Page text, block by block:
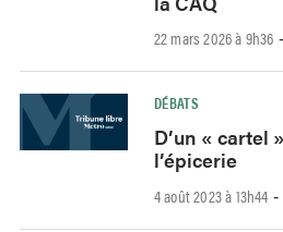
22 mars 2026 à 9h36 -
DÉBATS
D’un « cartel
l’épicerie
4 août 2023 à 13h44 -